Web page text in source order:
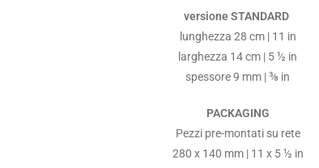
versione STANDARD
lunghezza 28 cm | 11 in
larghezza 14 cm | 5 ½ in
spessore 9 mm | ⅜ in
PACKAGING
Pezzi pre-montati su rete
280 x 140 mm | 11 x 5 ½ in